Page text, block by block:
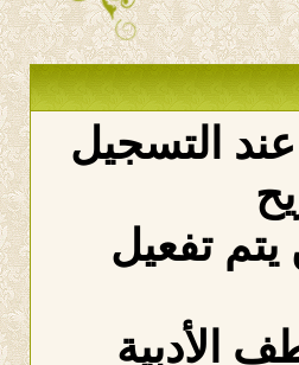
عند التسجيل
تفعيل
الأدبية